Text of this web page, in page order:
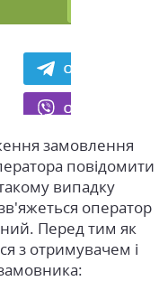
замовлення
повідомити
випадку
оператор
Перед тим як
з отримувачем і